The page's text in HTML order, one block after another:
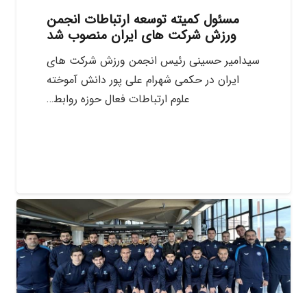
مسئول کمیته توسعه ارتباطات انجمن
ورزش شرکت های ایران منصوب شد
سیدامیر حسینی رئیس انجمن ورزش شرکت های
ایران در حکمی شهرام علی پور دانش آموخته
علوم ارتباطات فعال حوزه روابط…